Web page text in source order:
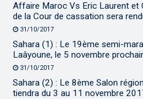
Affaire Maroc Vs Eric Laurent et
de la Cour de cassation sera
31/10/2017
Sahara (1) : Le 19ème semi-
Laâyoune, le 5 novembre
31/10/2017
Sahara (2) : Le 8ème Salon
tiendra du 3 au 11 novembre